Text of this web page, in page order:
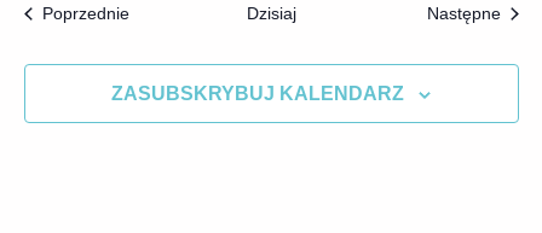
PoprzednieWydarzenia Dzisiaj Następne
ZASUBSKRYBUJ KALENDARZ